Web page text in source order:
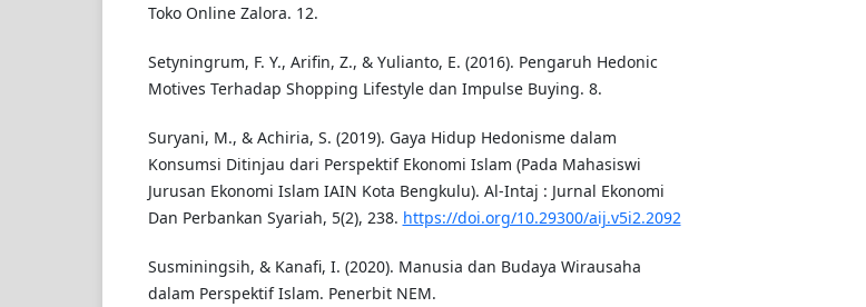
Toko Online Zalora. 12.
Setyningrum, F. Y., Arifin, Z., & Yulianto, E. (2016). Pengaruh Hedonic
Motives Terhadap Shopping Lifestyle dan Impulse Buying. 8.
Suryani, M., & Achiria, S. (2019). Gaya Hidup Hedonisme dalam
Konsumsi Ditinjau dari Perspektif Ekonomi Islam (Pada Mahasiswi
Jurusan Ekonomi Islam IAIN Kota Bengkulu). Al-Intaj : Jurnal Ekonomi
Dan Perbankan Syariah, 5(2), 238. https://doi.org/10.29300/aij.v5i2.2092
Susminingsih, & Kanafi, I. (2020). Manusia dan Budaya Wirausaha
dalam Perspektif Islam. Penerbit NEM.